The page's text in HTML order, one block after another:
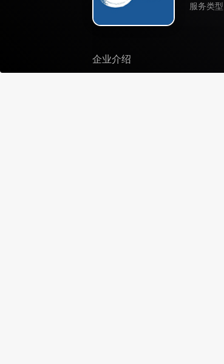
服务类型
企业介绍